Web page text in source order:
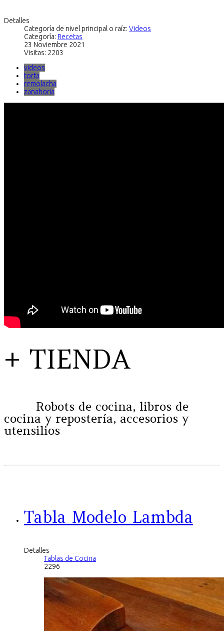
Detalles
Categoría de nivel principal o raíz: Videos
Categoría: Recetas
23 Noviembre 2021
Visitas: 2203
videos
torta
remolacha
zanahoria
+ TIENDA
Robots de cocina, libros de
cocina y repostería, accesorios y
utensilios
Tabla Modelo Lambda
Detalles
Tablas de Cocina
2296